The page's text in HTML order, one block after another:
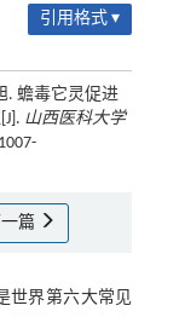
引用格式 ▾
. 蟾毒它灵促进
山西医科大学
一篇
世界第六大常见